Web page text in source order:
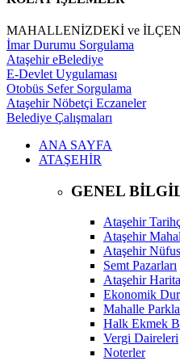
MAHALLENİZDEKİ ve
İmar Durumu Sorgulama
Ataşehir eBelediye
E-Devlet Uygulaması
Otobüs Sefer Sorgulama
Ataşehir Nöbetçi Eczaneler
Belediye Çalışmaları
ANA SAYFA
ATAŞEHİR
GENEL
Ataşehir
Ataşehir
Ataşehir
Semt Pazarları
Ataşehir
Ekonomik
Mahalle
Halk Ekmek
Vergi Daireleri
Noterler